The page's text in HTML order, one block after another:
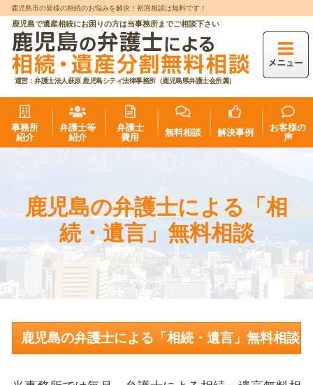
鹿児島市の皆様の相続のお悩みを解決！初回相談は無料です！
鹿児島で遺産相続にお困りの方は当事務所までご相談下さい
運営：弁護士法人萩原 鹿児島シティ法律事務所（鹿児島県弁護士会所属）
事務所
紹介
弁護士等
紹介
弁護士
費用
無料相談 解決事例
お客様の
声
鹿児島の弁護士による「相
続・遺言」無料相談
鹿児島の弁護士による「相続・遺言」無料相談